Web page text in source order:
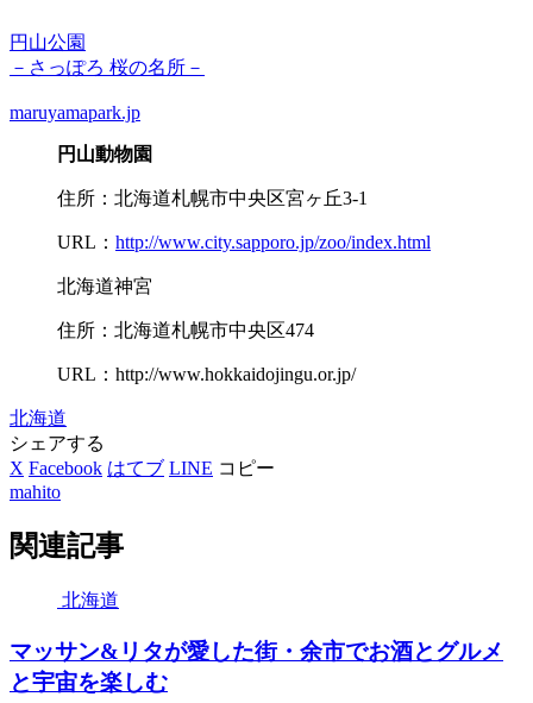
円山公園
－さっぽろ 桜の名所－
maruyamapark.jp
円山動物園
住所：北海道札幌市中央区宮ヶ丘3-1
URL： http://www.city.sapporo.jp/zoo/index.html
北海道神宮
住所：北海道札幌市中央区474
URL：http://www.hokkaidojingu.or.jp/
北海道
シェアする
X Facebook はてブ LINE コピー
mahito
関連記事
北海道
マッサン&リタが愛した街・余市でお酒とグルメ
と宇宙を楽しむ